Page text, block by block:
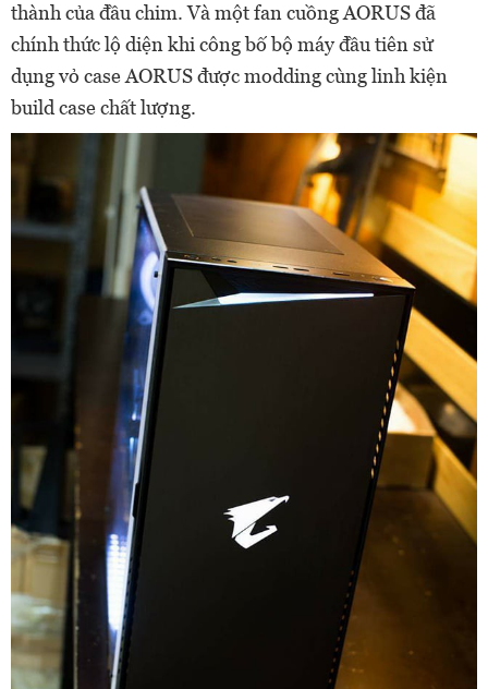
thành của đầu chim. Và một fan cuồng AORUS đã
chính thức lộ diện khi công bố bộ máy đầu tiên sử
dụng vỏ case AORUS được modding cùng linh kiện
build case chất lượng.